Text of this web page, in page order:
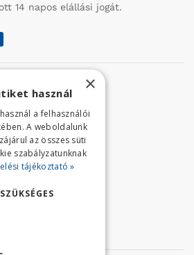
14 napos elállási jogát.
Vércse út 17.
(56) 423-324
429-771
×
használ
a felhasználói
A weboldalunk
az összes süti
szabályzatunknak
tájékoztató »